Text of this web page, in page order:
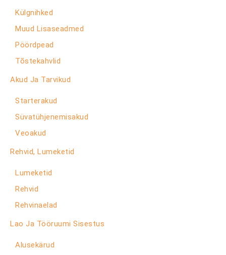
Külgnihked
Muud Lisaseadmed
Pöördpead
Tõstekahvlid
Akud Ja Tarvikud
Starterakud
Süvatühjenemisakud
Veoakud
Rehvid, Lumeketid
Lumeketid
Rehvid
Rehvinaelad
Lao Ja Tööruumi Sisestus
Alusekärud